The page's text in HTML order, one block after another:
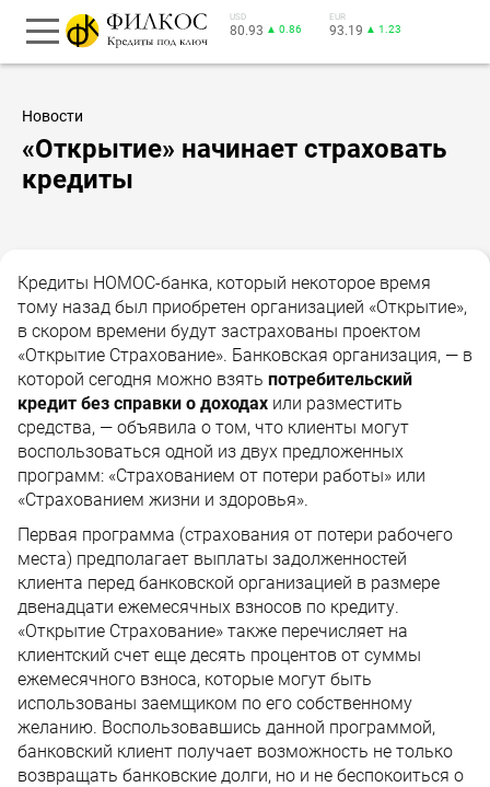
USD
80.93 ▲ 0.86
EUR
93.19 ▲ 1.23
Новости
«Открытие» начинает страховать
кредиты
Кредиты НОМОС-банка, который некоторое время
тому назад был приобретен организацией «Открытие»,
в скором времени будут застрахованы проектом
«Открытие Страхование». Банковская организация, — в
которой сегодня можно взять потребительский
кредит без справки о доходах или разместить
средства, — объявила о том, что клиенты могут
воспользоваться одной из двух предложенных
программ: «Страхованием от потери работы» или
«Страхованием жизни и здоровья».
Первая программа (страхования от потери рабочего
места) предполагает выплаты задолженностей
клиента перед банковской организацией в размере
двенадцати ежемесячных взносов по кредиту.
«Открытие Страхование» также перечисляет на
клиентский счет еще десять процентов от суммы
ежемесячного взноса, которые могут быть
использованы заемщиком по его собственному
желанию. Воспользовавшись данной программой,
банковский клиент получает возможность не только
возвращать банковские долги, но и не беспокоиться о